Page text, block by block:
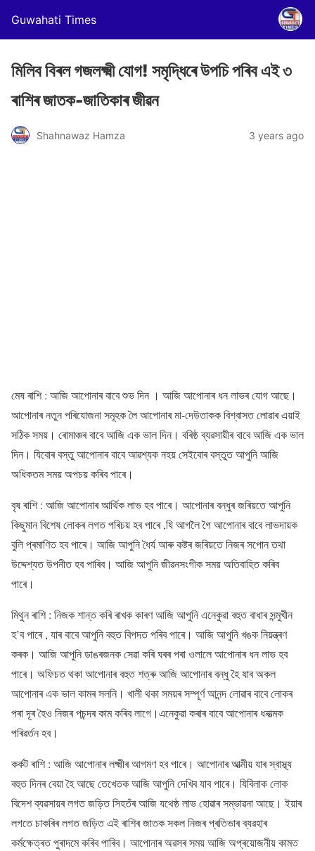
Guwahati Times
মিলিব বিৰল গজলক্ষ্মী যোগ! সমৃদ্ধিৰে উপচি পৰিব এই ৩
ৰাশিৰ জাতক-জাতিকাৰ জীৱন
Shahnawaz Hamza 3 years ago
মেষ ৰাশি : আজি আপোনাৰ বাবে শুভ দিন । আজি আপোনাৰ ধন লাভৰ যোগ আছে।
আপোনাৰ নতুন পৰিযোজনা সমূহক লৈ আপোনাৰ মা-দেউতাকক বিশ্বাসত লোৱাৰ এয়াই
সঠিক সময়। ৰোমাঞ্চৰ বাবে আজি এক ভাল দিন। বৰিষ্ঠ ব্যৱসায়ীৰ বাবে আজি এক ভাল
দিন। যিবোৰ বস্তু আপোনাৰ বাবে আৱশ্যক নহয় সেইবোৰ বস্তুত আপুনি আজি
অধিকতম সময় অপচয় কৰিব পাৰে।
বৃষ ৰাশি : আজি আপোনাৰ আৰ্থিক লাভ হব পাৰে। আপোনাৰ বন্ধুৰ জৰিয়তে আপুনি
কিছুমান বিশেষ লোকৰ লগত পৰিচয় হব পাৰে ,যি আগলৈ গৈ আপোনাৰ বাবে লাভদায়ক
বুলি প্ৰমাণিত হব পাৰে। আজি আপুনি ধৈৰ্য আৰু কষ্টৰ জৰিয়তে নিজৰ সপোন তথা
উদ্দেশ্যত উপনীত হব পাৰিব। আজি আপুনি জীৱনসংগীক সময় অতিবাহিত কৰিব
পাৰে।
মিথুন ৰাশি : নিজক শান্ত কৰি ৰাখক কাৰণ আজি আপুনি এনেকুৱা বহুত বাধাৰ সন্মুখীন
হ’ব পাৰে , যাৰ বাবে আপুনি বহুত বিপদত পৰিব পাৰে। আজি আপুনি খঙক নিয়ন্ত্ৰণ
কৰক। আজি আপুনি ডাঙৰজনক সেৱা কৰি ঘৰৰ পৰা ওলালে আপোনাৰ ধন লাভ হব
পাৰে। অফিচত থকা আপোনাৰ বহুত শত্ৰু আজি আপোনাৰ বন্ধু হৈ যাব অকল
আপোনাৰ এক ভাল কামৰ সলনি। খালী থকা সময়ৰ সম্পূৰ্ণ আনন্দ লোৱাৰ বাবে লোকৰ
পৰা দূৰ হৈও নিজৰ পচন্দৰ কাম কৰিব লাগে।এনেকুৱা কৰাৰ বাবে আপোনাৰ ধনাত্মক
পৰিৱৰ্তন হব।
কৰ্কট ৰাশি : আজি আপোনাৰ লক্ষ্মীৰ আগমণ হব পাৰে। আপোনাৰ আত্মীয় যাৰ স্বাস্থ্য
বহুত দিনৰ বেয়া হৈ আছে তেখেতক আজি আপুনি দেখিব যাব পাৰে। যিবিলাক লোক
বিদেশ ব্যৱসায়ৰ লগত জড়িত সিহতঁৰ আজি যথেষ্ঠ লাভ হোৱাৰ সম্ভাৱনা আছে। ইয়াৰ
লগতে চাকৰিৰ লগত জড়িত এই ৰাশিৰ জাতক সকল নিজৰ প্ৰতিভাৰ ব্যৱহাৰ
কৰ্মক্ষেত্ৰত পুৰাদমে কৰিব পাৰিব। আপোনাৰ অৱসৰ সময় আজি অপ্ৰয়োজনীয় কামত